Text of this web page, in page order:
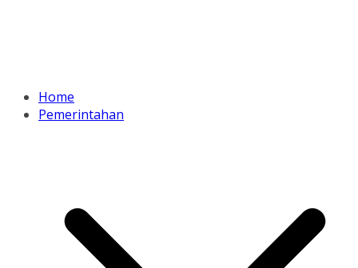
Home
Pemerintahan